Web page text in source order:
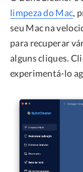
limpeza do Mac,
seu Mac na
para recuperar
alguns cliques.
experimentá-lo